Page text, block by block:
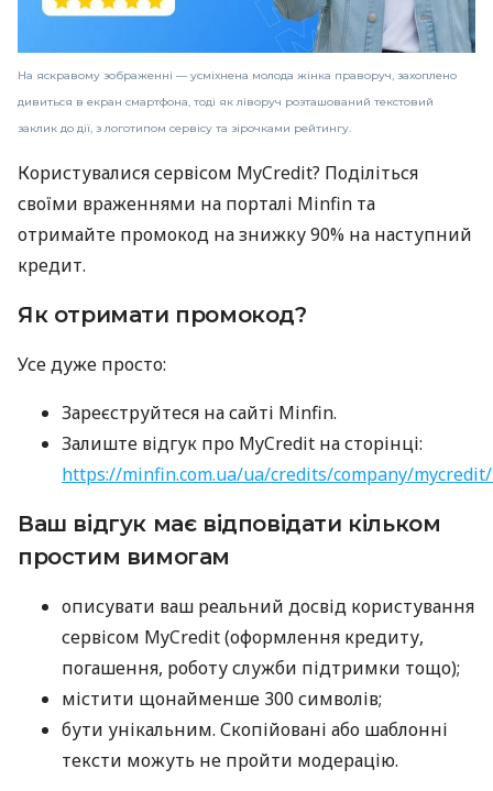
На яскравому зображенні — усміхнена молода жінка праворуч, захоплено
дивиться в екран смартфона, тоді як ліворуч розташований текстовий
заклик до дії, з логотипом сервісу та зірочками рейтингу.
Користувалися сервісом MyCredit? Поділіться
своїми враженнями на порталі Minfin та
отримайте промокод на знижку 90% на наступний
кредит.
Як отримати промокод?
Усе дуже просто:
Зареєструйтеся на сайті Minfin.
Залиште відгук про MyCredit на сторінці:
https://minfin.com.ua/ua/credits/company/
Ваш відгук має відповідати кільком
простим вимогам
описувати ваш реальний досвід користування
сервісом MyCredit (оформлення кредиту,
погашення, роботу служби підтримки тощо);
містити щонайменше 300 символів;
бути унікальним. Скопійовані або шаблонні
тексти можуть не пройти модерацію.